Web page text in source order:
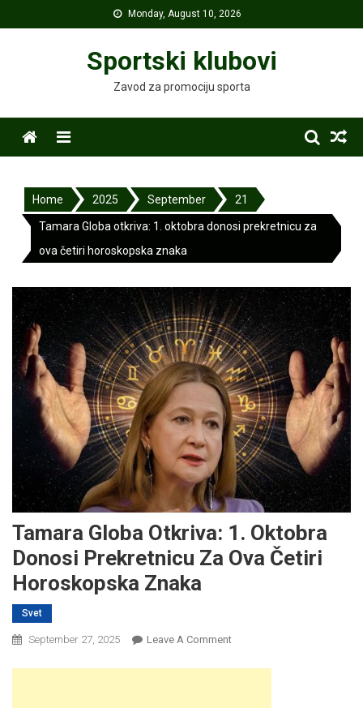
to
Monday, August 10, 2026
Sportski klubovi
Zavod za promociju sporta
Menu
Home 2025 September 21
Tamara Globa otkriva: 1. oktobra donosi prekretnicu za
ova četiri horoskopska znaka
Tamara Globa Otkriva: 1. Oktobra
Donosi Prekretnicu Za Ova Četiri
Horoskopska Znaka
Svet
September 27, 2025 Leave A CommentOn